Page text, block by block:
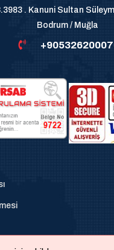
. Kanuni Sultan
Bodrum / Muğla